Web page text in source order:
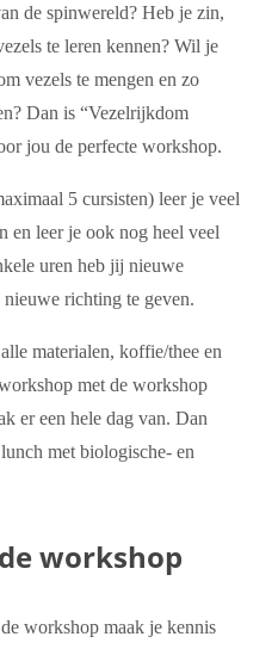
de spinwereld? Heb je zin,
te leren kennen? Wil je
vezels te mengen en zo
Dan is “Vezelrijkdom
jou de perfecte workshop.
5 cursisten) leer je veel
en leer je ook nog heel veel
uren heb jij nieuwe
richting te geven.
materialen, koffie/thee en
met de workshop
er een hele dag van. Dan
met biologische- en
workshop
workshop maak je kennis